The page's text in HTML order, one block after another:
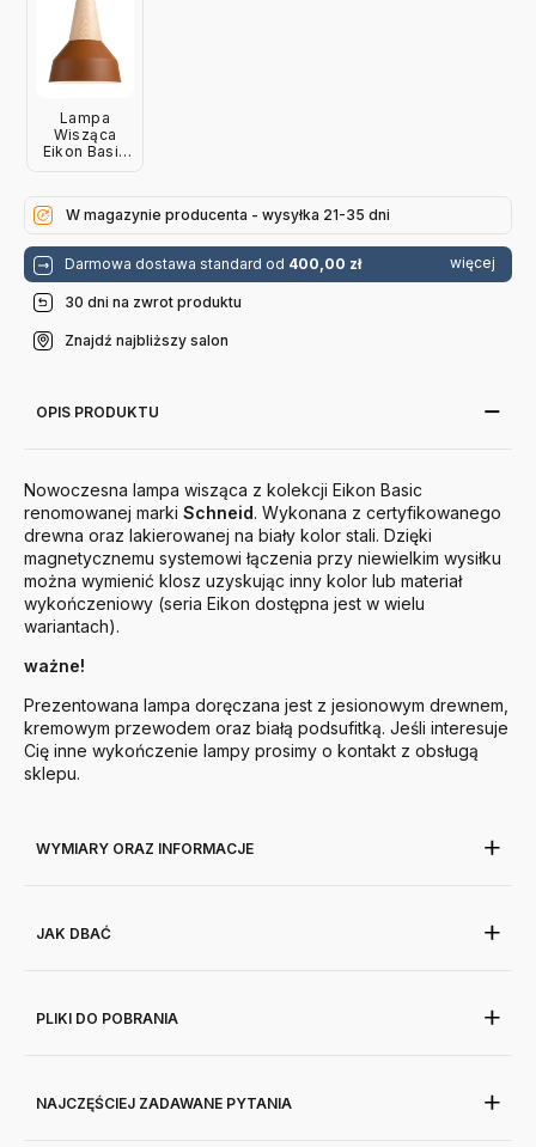
Lampa
Wisząca
Eikon Basic
W magazynie producenta - wysyłka 21-35 dni
Darmowa dostawa standard od 400,00 zł więcej
30 dni na zwrot produktu
Znajdź najbliższy salon
OPIS PRODUKTU
Nowoczesna lampa wisząca z kolekcji Eikon Basic
renomowanej marki Schneid. Wykonana z certyfikowanego
drewna oraz lakierowanej na biały kolor stali. Dzięki
magnetycznemu systemowi łączenia przy niewielkim wysiłku
można wymienić klosz uzyskując inny kolor lub materiał
wykończeniowy (seria Eikon dostępna jest w wielu
wariantach).
ważne!
Prezentowana lampa doręczana jest z jesionowym drewnem,
kremowym przewodem oraz białą podsufitką. Jeśli interesuje
Cię inne wykończenie lampy prosimy o kontakt z obsługą
sklepu.
WYMIARY ORAZ INFORMACJE
JAK DBAĆ
PLIKI DO POBRANIA
NAJCZĘŚCIEJ ZADAWANE PYTANIA